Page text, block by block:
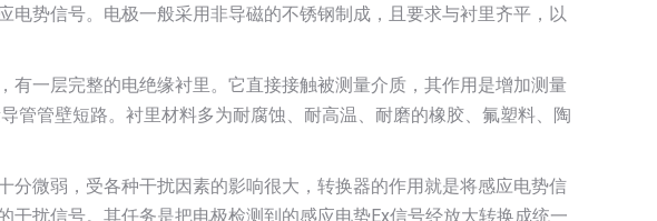
势信号。电极一般采用非导磁的不锈钢制成，且要求与衬里齐平，以
一层完整的电绝缘衬里。它直接接触被测量介质，其作用是增加测量
管管壁短路。衬里材料多为耐腐蚀、耐高温、耐磨的橡胶、氟塑料、陶
微弱，受各种干扰因素的影响很大，转换器的作用就是将感应电势信
干扰信号。其任务是把电极检测到的感应电势Ex信号经放大转换成统一